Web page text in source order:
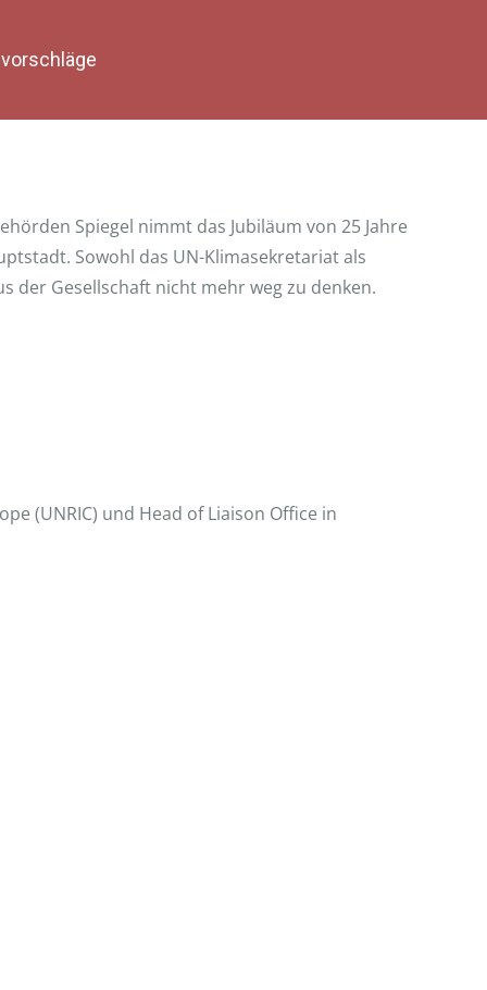
Spiegel nimmt das Jubiläum von 25 Jahre
Sowohl das UN-Klimasekretariat als
der Gesellschaft nicht mehr weg zu denken.
(UNRIC) und Head of Liaison Office in